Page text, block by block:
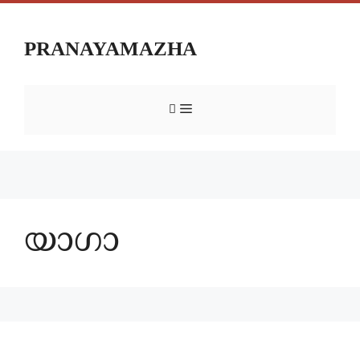
PRANAYAMAZHA
യാഗാ